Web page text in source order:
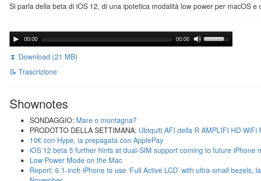
Si parla della beta di iOS 12, di una ipotetica modalità low power per macOS e
00:00 00:00
⏬ Download (21 MB)
📝 Trascrizione
Shownotes
SONDAGGIO: Mare o montagna?
PRODOTTO DELLA SETTIMANA: Ubiquiti AFI della R AMPLIFI HD WiFi
10€ con Hype, la prepagata con ApplePay
iOS 12 beta 5 further hints at dual-SIM support coming to future iPhone
Low Power Mode on the Mac
Report: 6.1-inch iPhone to use ‘Full Active LCD’ with ultra-small bezels,